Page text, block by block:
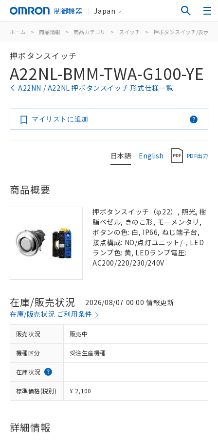
制御機器 Japan
ホーム > 商品情報 > 商品カテゴリ > スイッチ > 押ボタンスイッチ/表示灯
押ボタンスイッチ
A22NL-BMM-TWA-G100-YE
A22NN / A22NL 押ボタンスイッチ 形式仕様一覧
マイリストに追加
日本語 English PDF出力
商品概要
押ボタンスイッチ（φ22）, 照光, 樹
脂ベゼル, きのこ形, モーメンタリ,
ボタンの色: 白, IP66, ねじ端子台,
接点構成: NO/点灯ユニット/-, LED
ランプ色: 黄, LEDランプ電圧:
AC200/220/230/240V
在庫/販売状況
2026/08/07 00:00 情報更新
在庫/販売状況 ご利用条件
販売状況 販売中
機種区分 受注生産機種
在庫状況
標準価格(税別) ¥ 2,100
詳細情報